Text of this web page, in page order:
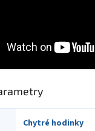
Chytré hodinky